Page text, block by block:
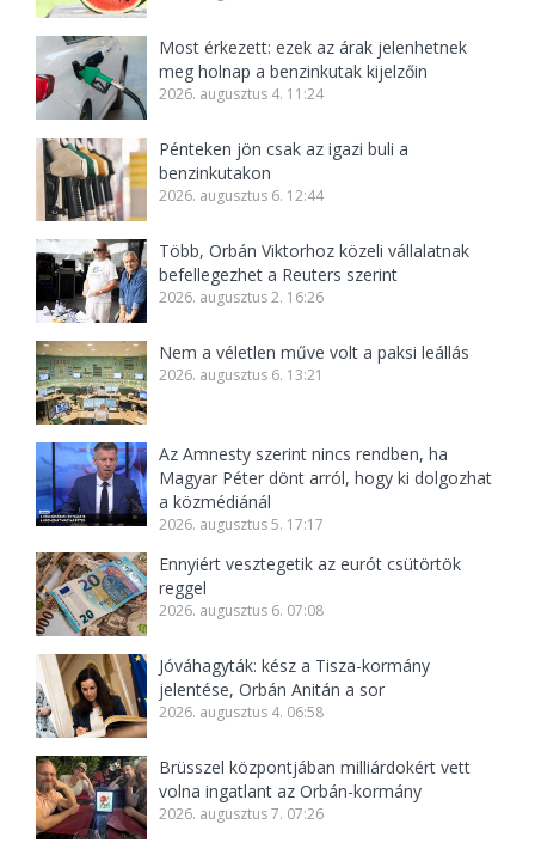
Most érkezett: ezek az árak jelenhetnek
meg holnap a benzinkutak kijelzőin
2026. augusztus 4. 11:24
Pénteken jön csak az igazi buli a
benzinkutakon
2026. augusztus 6. 12:44
Több, Orbán Viktorhoz közeli vállalatnak
befellegezhet a Reuters szerint
2026. augusztus 2. 16:26
Nem a véletlen műve volt a paksi leállás
2026. augusztus 6. 13:21
Az Amnesty szerint nincs rendben, ha
Magyar Péter dönt arról, hogy ki dolgozhat
a közmédiánál
2026. augusztus 5. 17:17
Ennyiért vesztegetik az eurót csütörtök
reggel
2026. augusztus 6. 07:08
Jóváhagyták: kész a Tisza-kormány
jelentése, Orbán Anitán a sor
2026. augusztus 4. 06:58
Brüsszel központjában milliárdokért vett
volna ingatlant az Orbán-kormány
2026. augusztus 7. 07:26